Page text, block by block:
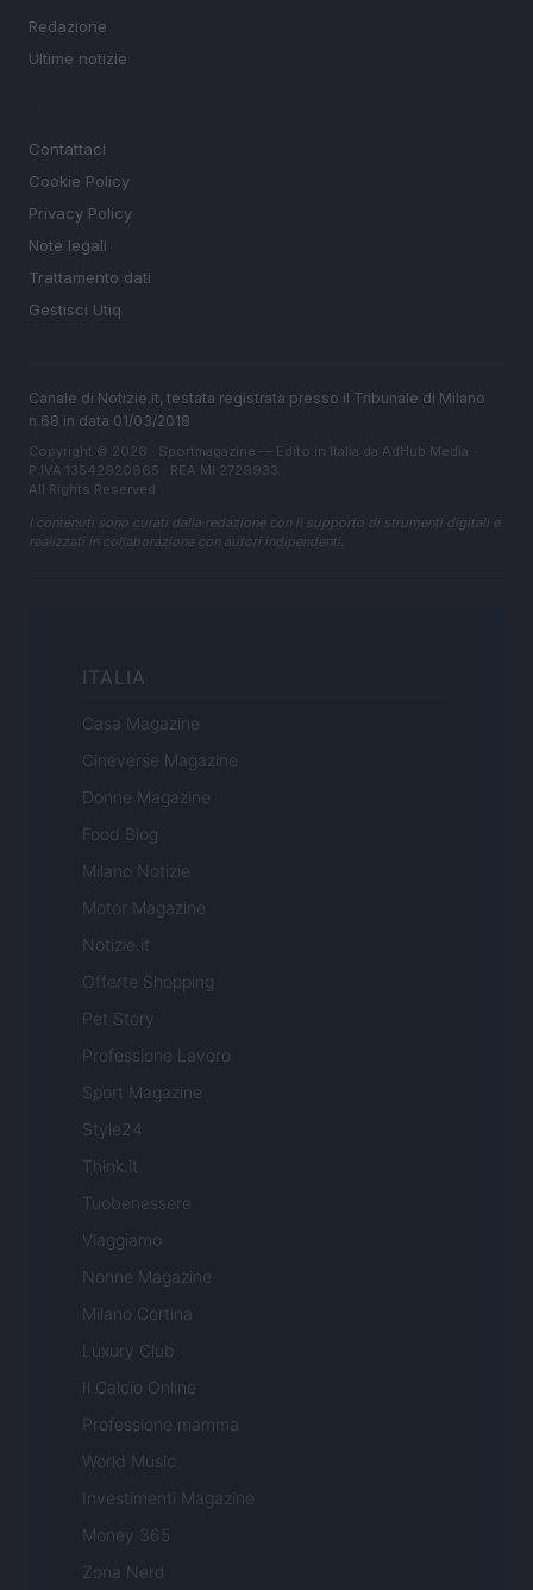
Redazione
Ultime notizie
Contattaci
Cookie Policy
Privacy Policy
Note legali
Trattamento dati
Gestisci Utiq
Canale di Notizie.it, testata registrata presso il Tribunale di Milano
n.68 in data 01/03/2018
Copyright © 2026 · Sportmagazine — Edito in Italia da AdHub Media
P.IVA 13542920965 · REA MI 2729933
All Rights Reserved
I contenuti sono curati dalla redazione con il supporto di strumenti digitali e
realizzati in collaborazione con autori indipendenti.
ITALIA
Casa Magazine
Cineverse Magazine
Donne Magazine
Food Blog
Milano Notizie
Motor Magazine
Notizie.it
Offerte Shopping
Pet Story
Professione Lavoro
Sport Magazine
Style24
Think.it
Tuobenessere
Viaggiamo
Nonne Magazine
Milano Cortina
Luxury Club
Il Calcio Online
Professione mamma
World Music
Investimenti Magazine
Money 365
Zona Nerd